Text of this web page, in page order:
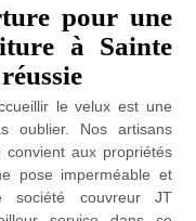
pour une
à Sainte
le velux est une
oublier. Nos artisans
aux propriétés
pose imperméable et
société couvreur JT